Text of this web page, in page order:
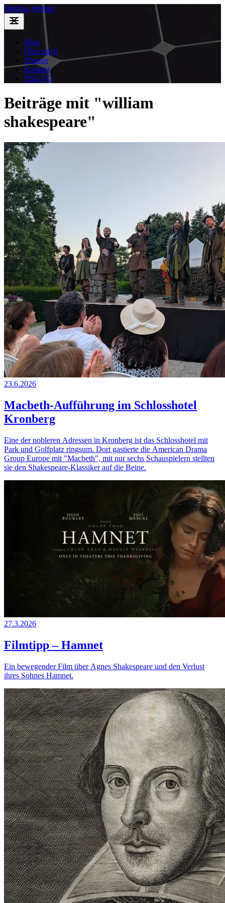
Mathias Wellner
Blog
Über mich
Theater
Kontakt
DSGVO
Beiträge mit "william
shakespeare"
23.6.2026
Macbeth-Aufführung im Schlosshotel
Kronberg
Eine der nobleren Adressen in Kronberg ist das Schlosshotel mit
Park und Golfplatz ringsum. Dort gastierte die American Drama
Group Europe mit "Macbeth", mit nur sechs Schauspielern stellten
sie den Shakespeare-Klassiker auf die Beine.
27.3.2026
Filmtipp – Hamnet
Ein bewegender Film über Agnes Shakespeare und den Verlust
ihres Sohnes Hamnet.